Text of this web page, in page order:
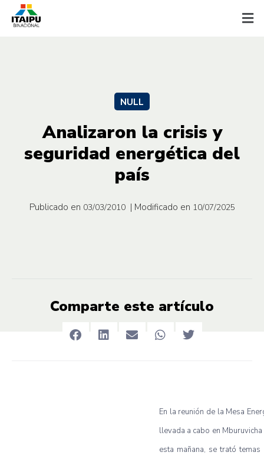
NULL
Analizaron la crisis y
seguridad energética del
país
Publicado en 03/03/2010 | Modificado en 10/07/2025
Comparte este artículo
En la reunión de la Mesa
llevada a cabo en
esta mañana, se trató temas